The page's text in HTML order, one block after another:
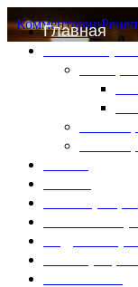
Главная
Комментарии